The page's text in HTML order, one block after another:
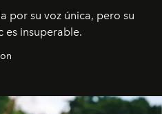
por su voz única, pero su
es insuperable.